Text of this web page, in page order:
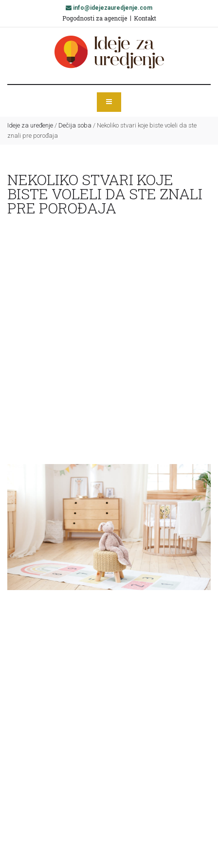
info@idejezauredjenje.com
Pogodnosti za agencije Kontakt
Ideje za uređenje / Dečija soba / Nekoliko stvari koje biste voleli da ste
znali pre porođaja
NEKOLIKO STVARI KOJE
BISTE VOLELI DA STE ZNALI
PRE POROĐAJA